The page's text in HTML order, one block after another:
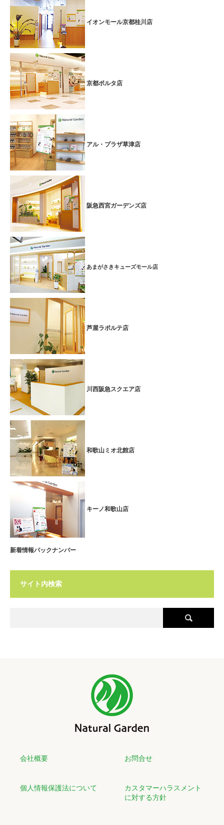
イオンモール京都桂川店
京都ポルタ店
アル・プラザ草津店
阪急西宮ガーデンズ店
あまがさきキューズモール店
芦屋ラポルテ店
川西阪急スクエア店
和歌山ミオ北館店
キーノ和歌山店
新着情報バックナンバー
サイト内検索
会社概要 お問合せ
個人情報保護法について
カスタマーハラスメント
に対する方針